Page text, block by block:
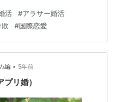
動し、気になる人がいたら
ばらく休憩。 夜再びアプリ
らメッセージが。 アジア系
のの映画「Crazy rich」に出
人を発見。 「どういう関係
活 #アラサー婚活
#国際恋愛
編 • 5年前
リ婚）